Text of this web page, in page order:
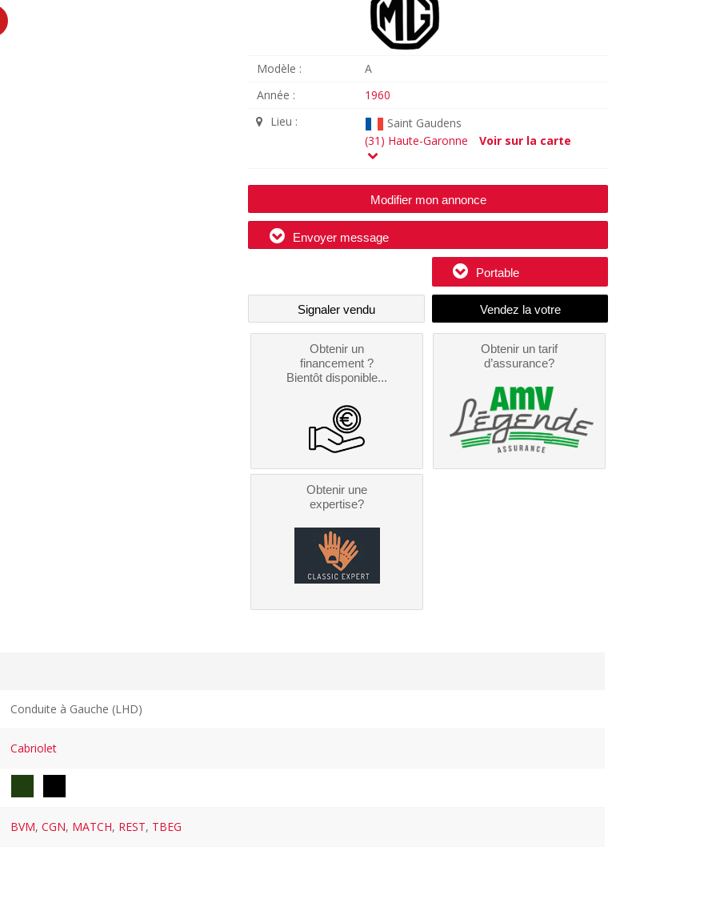
Modèle :
A
Année :
1960
Lieu :
Saint Gaudens
(31) Haute-Garonne
Voir sur la carte
Modifier mon annonce
Envoyer message
Portable
Signaler vendu
Obtenir un
financement ?
Bientôt disponible...
Obtenir un tarif
d’assurance?
Obtenir une
expertise?
Conduite à Gauche (LHD)
Cabriolet
BVM,CGN, MATCH, REST, TBEG